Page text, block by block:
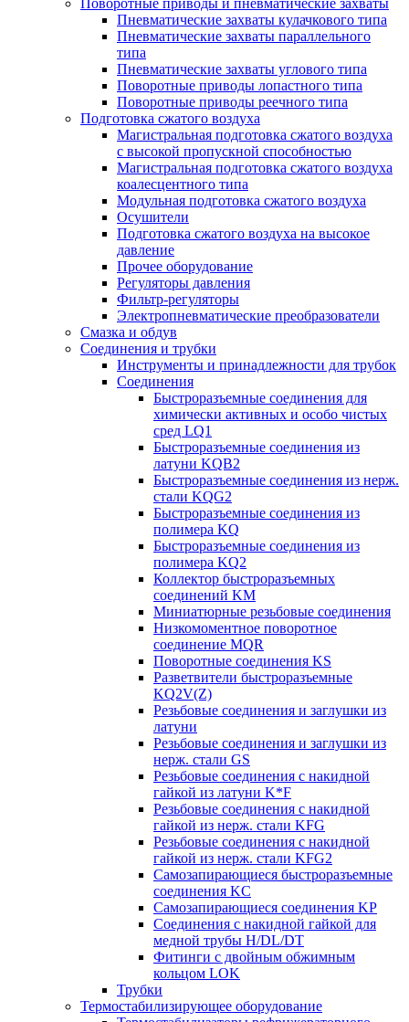
Пневматические захваты кулачкового типа
Пневматические захваты параллельного
типа
Пневматические захваты углового типа
Поворотные приводы лопастного типа
Поворотные приводы реечного типа
Подготовка сжатого воздуха
Магистральная подготовка сжатого воздуха
c высокой пропускной способностью
Магистральная подготовка сжатого воздуха
коалесцентного типа
Модульная подготовка сжатого воздуха
Осушители
Подготовка сжатого воздуха на высокое
давление
Прочее оборудование
Регуляторы давления
Фильтр-регуляторы
Электропневматические преобразователи
Смазка и обдув
Соединения и трубки
Инструменты и принадлежности для трубок
Соединения
Быстроразъемные соединения для
химически активных и особо чистых
сред LQ1
Быстроразъемные соединения из
латуни KQB2
Быстроразъемные соединения из нерж.
стали KQG2
Быстроразъемные соединения из
полимера KQ
Быстроразъемные соединения из
полимера KQ2
Коллектор быстроразъемных
соединений KM
Миниатюрные резьбовые соединения
Низкомоментное поворотное
соединение MQR
Поворотные соединения KS
Разветвители быстроразъемные
KQ2V(Z)
Резьбовые соединения и заглушки из
латуни
Резьбовые соединения и заглушки из
нерж. стали GS
Резьбовые соединения с накидной
гайкой из латуни K*F
Резьбовые соединения с накидной
гайкой из нерж. стали KFG
Резьбовые соединения с накидной
гайкой из нерж. стали KFG2
Самозапирающиеся быстроразъемные
соединения KC
Самозапирающиеся соединения KP
Соединения с накидной гайкой для
медной трубы H/DL/DT
Фитинги с двойным обжимным
кольцом LOK
Трубки
Термостабилизирующее оборудование